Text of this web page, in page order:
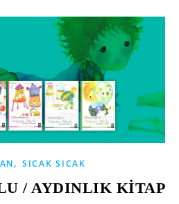
, SICAK SICAK
/ AYDINLIK KİTAP